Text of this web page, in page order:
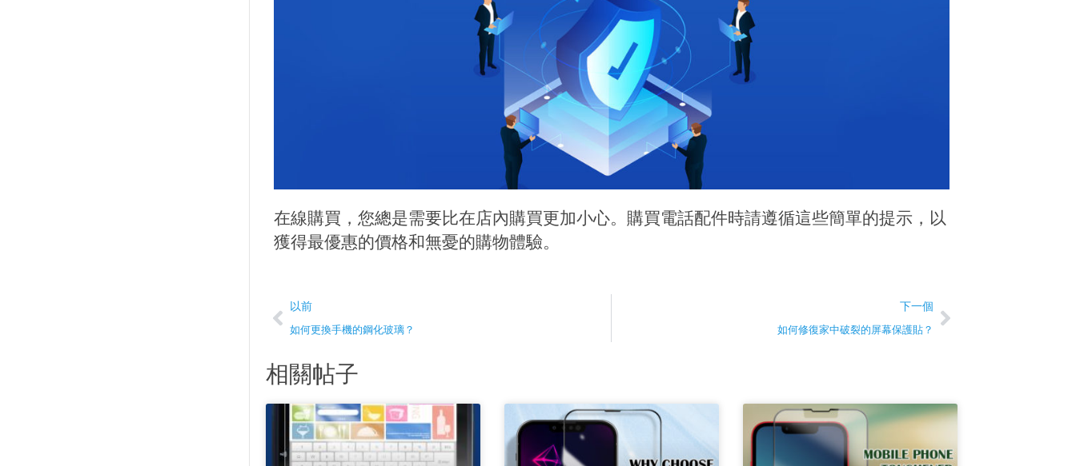
在線購買，您總是需要比在店內購買更加小心。購買電話配件時請遵循這些簡單的提示，以
獲得最優惠的價格和無憂的購物體驗。
上一頁
以前
如何更換手機的鋼化玻璃？
下一個
如何修復家中破裂的屏幕保護貼？
下一篇
相關帖子